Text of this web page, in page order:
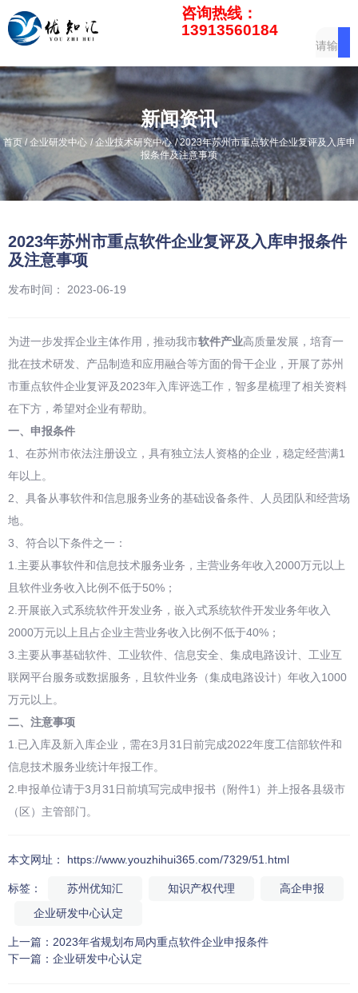
咨询热线：
13913560184
新闻资讯
首页/企业研发中心 /企业技术研究中心 /2023年苏州市重点软件企业复评及入库申
报条件及注意事项
2023年苏州市重点软件企业复评及入库申报条件
及注意事项
发布时间： 2023-06-19
为进一步发挥企业主体作用，推动我市软件产业高质量发展，培育一
批在技术研发、产品制造和应用融合等方面的骨干企业，开展了苏州
市重点软件企业复评及2023年入库评选工作，智多星梳理了相关资料
在下方，希望对企业有帮助。
一、申报条件
1、在苏州市依法注册设立，具有独立法人资格的企业，稳定经营满1
年以上。
2、具备从事软件和信息服务业务的基础设备条件、人员团队和经营场
地。
3、符合以下条件之一：
1.主要从事软件和信息技术服务业务，主营业务年收入2000万元以上
且软件业务收入比例不低于50%；
2.开展嵌入式系统软件开发业务，嵌入式系统软件开发业务年收入
2000万元以上且占企业主营业务收入比例不低于40%；
3.主要从事基础软件、工业软件、信息安全、集成电路设计、工业互
联网平台服务或数据服务，且软件业务（集成电路设计）年收入1000
万元以上。
二、注意事项
1.已入库及新入库企业，需在3月31日前完成2022年度工信部软件和
信息技术服务业统计年报工作。
2.申报单位请于3月31日前填写完成申报书（附件1）并上报各县级市
（区）主管部门。
本文网址： https://www.youzhihui365.com/7329/51.html
标签： 苏州优知汇 知识产权代理
高企申报
企业研发中心认定
上一篇： 2023年省规划布局内重点软件企业申报条件
下一篇： 企业研发中心认定